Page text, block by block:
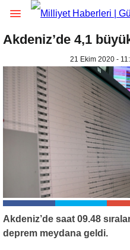
Akdeniz’de 4,1
21 Ekim 2020 -
Akdeniz’de saat 09.48
deprem meydana geldi.